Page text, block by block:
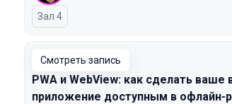
Зал 4
Смотреть запись
PWA и WebView: как сделать ваше
приложение доступным в офлайн-